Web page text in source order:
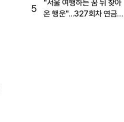
5
"서울 여행하는 꿈 뒤 찾아
온 행운"…327회차 연금